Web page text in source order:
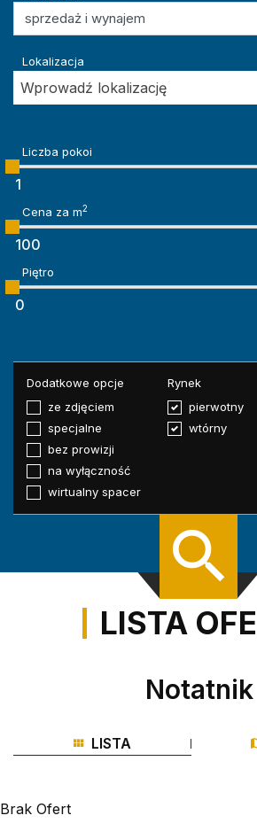
Lokalizacja
Wprowadź lokalizację
Liczba pokoi
Cena za m2
Piętro
Dodatkowe opcje
ze zdjęciem
specjalne
bez prowizji
na wyłączność
wirtualny spacer
Rynek
pierwotny
wtórny
LISTA
Notatnik
LISTA
Brak Ofert